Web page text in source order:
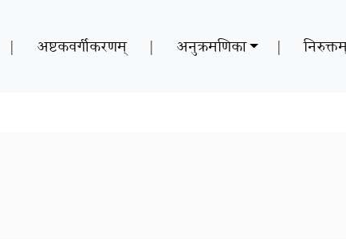
| अष्टकवर्गीकरणम् | अनुक्रमणिका |